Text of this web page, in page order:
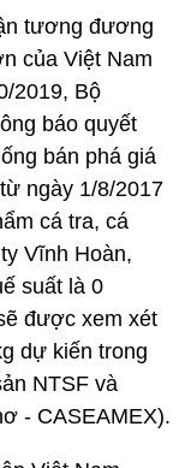
tương đương
của Việt Nam
2019, Bộ
báo quyết
bán phá giá
ngày 1/8/2017
cá tra, cá
Vĩnh Hoàn,
suất là 0
được xem xét
dự kiến trong
NTSF và
- CASEAMEX).